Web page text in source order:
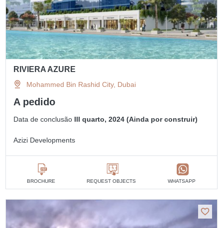
RIVIERA AZURE
Mohammed Bin Rashid City, Dubai
A pedido
Data de conclusão III quarto, 2024 (Ainda por construir)
Azizi Developments
BROCHURE REQUEST OBJECTS WHATSAPP